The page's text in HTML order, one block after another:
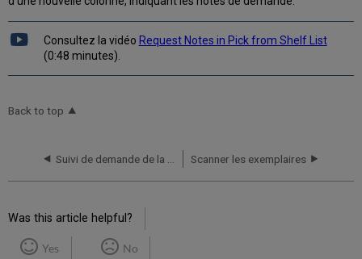
Consultez la vidéo Request Notes in Pick from Shelf List
(0:48 minutes).
Back to top
Suivi de demande de la ressource Scanner les exemplaires
Was this article helpful?
Yes No